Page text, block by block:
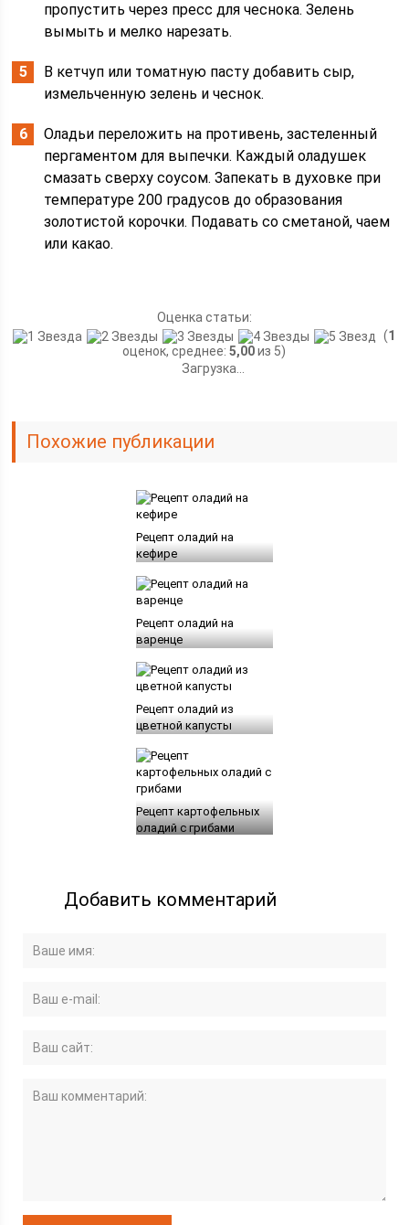
пропустить через пресс для чеснока. Зелень
вымыть и мелко нарезать.
В кетчуп или томатную пасту добавить сыр,
измельченную зелень и чеснок.
Оладьи переложить на противень, застеленный
пергаментом для выпечки. Каждый оладушек
смазать сверху соусом. Запекать в духовке при
температуре 200 градусов до образования
золотистой корочки. Подавать со сметаной, чаем
или какао.
Оценка статьи:
(1
оценок, среднее:5,00из 5)
Загрузка...
Похожие публикации
Рецепт оладий на
кефире
Рецепт оладий на
варенце
Рецепт оладий из
цветной капусты
Рецепт картофельных
оладий с грибами
Добавить комментарий